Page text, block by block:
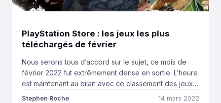
PlayStation Store : les jeux les plus
téléchargés de février
Nous serons tous d’accord sur le sujet, ce mois de
février 2022 fut extrêmement dense en sortie. L’heure
est maintenant au bilan avec ce classement des jeux
les plus téléchargés sur le PlayStation Store. Avec un
Stephen Roche 14 mars 2022